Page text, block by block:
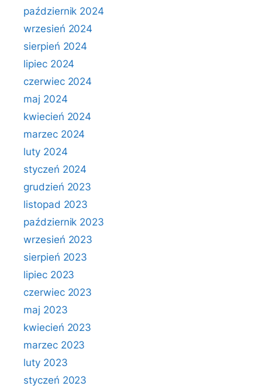
październik 2024
wrzesień 2024
sierpień 2024
lipiec 2024
czerwiec 2024
maj 2024
kwiecień 2024
marzec 2024
luty 2024
styczeń 2024
grudzień 2023
listopad 2023
październik 2023
wrzesień 2023
sierpień 2023
lipiec 2023
czerwiec 2023
maj 2023
kwiecień 2023
marzec 2023
luty 2023
styczeń 2023